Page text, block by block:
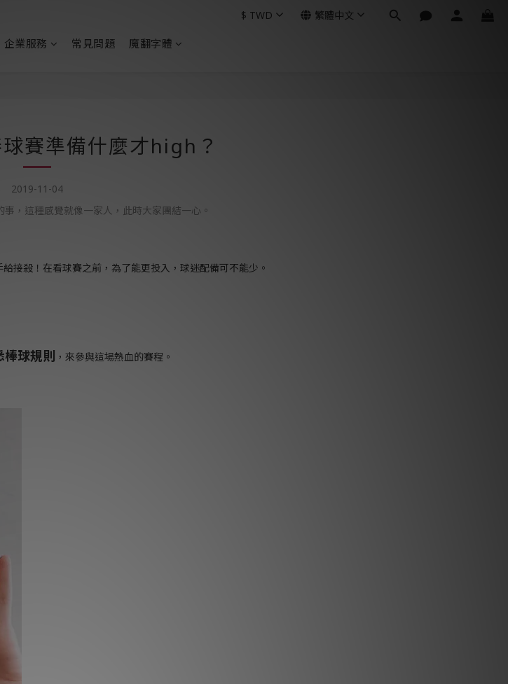
企業服務 常見問題 魔翻字體
$ TWD 繁體中文
賽準備什麼才high？
2019-11-04
，這種感覺就像一家人，此時大家團結一心。
接殺！在看球賽之前，為了能更投入，球迷配備可不能少。
棒球規則 ，來參與這場熱血的賽程。